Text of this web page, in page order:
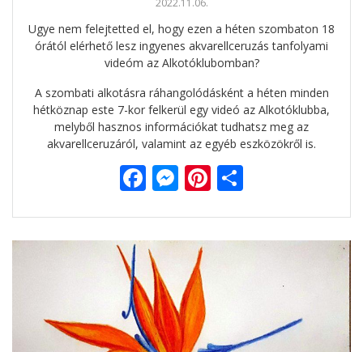
2022.11.06.
Ugye nem felejtetted el, hogy ezen a héten szombaton 18
órától elérhető lesz ingyenes akvarellceruzás tanfolyami
videóm az Alkotóklubomban?
A szombati alkotásra ráhangolódásként a héten minden
hétköznap este 7-kor felkerül egy videó az Alkotóklubba,
melyből hasznos információkat tudhatsz meg az
akvarellceruzáról, valamint az egyéb eszközökről is.
F
e
b
o
o
k
M
ss
e
n
g
er
Pi
er za
m